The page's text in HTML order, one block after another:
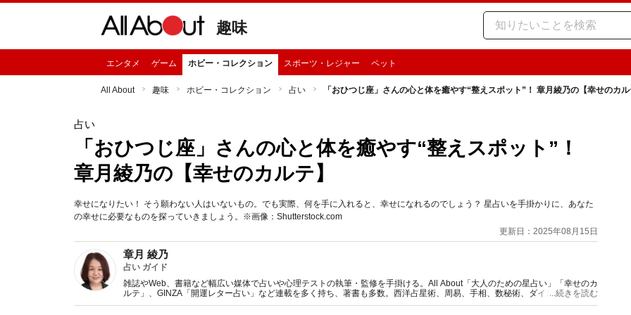
趣味
エンタメ ゲーム ホビー・コレクション スポーツ・レジャー ペット
All About 趣味 ホビー・コレクション 占い 「おひつじ座」さんの心と体を癒やす“整えスポット”！ 章月綾乃の【幸せのカ
占い
「おひつじ座」さんの心と体を癒やす“整えスポット”！
章月綾乃の【幸せのカルテ】
幸せになりたい！ そう願わない人はいないもの。でも実際、何を手に入れると、幸せになれるのでしょう？ 星占いを手掛かりに、あなた
の幸せに必要なものを探っていきましょう。※画像：Shutterstock.com
更新日：2025年08月15日
章月 綾乃
占い ガイド
雑誌やWeb、書籍など幅広い媒体で占いや心理テストの執筆・監修を手掛ける。All About「大人のための星占い」「幸せのカ
ルテ」、GINZA「開運レター占い」など連載を多く持ち、著書も多数。西洋占星術、周易、手相、数秘術、ダイスやカード占
い、しぐさや言葉グセの研究など守備範囲は広め。
...続きを読む